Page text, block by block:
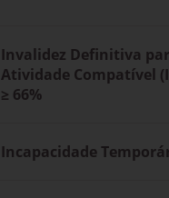
Invalidez Definitiva
Atividade Compatível
≥ 66%
Incapacidade